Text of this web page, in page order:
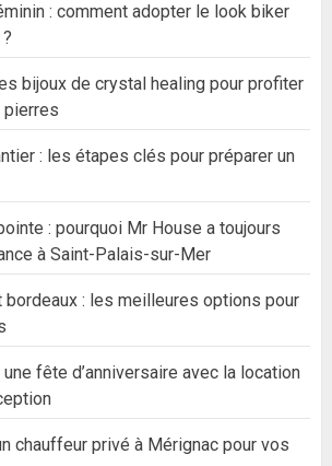
: comment adopter le look biker
bijoux de crystal healing pour profiter
: les étapes clés pour préparer un
: pourquoi Mr House a toujours
à Saint-Palais-sur-Mer
bordeaux : les meilleures options pour
fête d’anniversaire avec la location
chauffeur privé à Mérignac pour vos